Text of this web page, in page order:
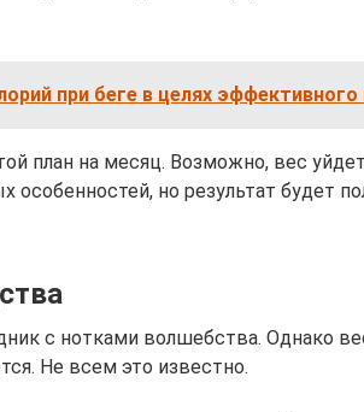
при беге в целях эффективного
план на месяц. Возможно, вес
особенностей, но результат будет
с нотками волшебства. Однако
Не всем это известно.